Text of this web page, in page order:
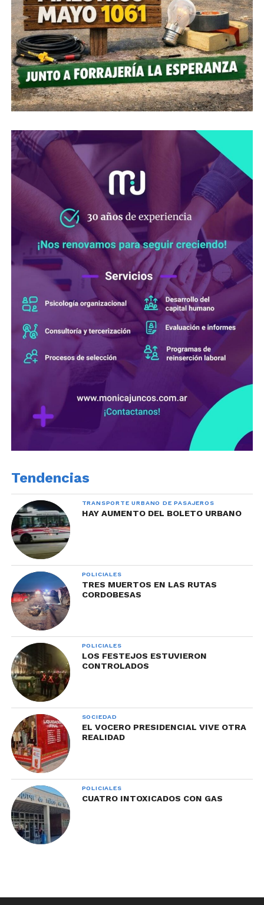
Tendencias
TRANSPORTE URBANO DE PASAJEROS
HAY AUMENTO DEL BOLETO URBANO
POLICIALES
TRES MUERTOS EN LAS RUTAS
CORDOBESAS
POLICIALES
LOS FESTEJOS ESTUVIERON
CONTROLADOS
SOCIEDAD
EL VOCERO PRESIDENCIAL VIVE OTRA
REALIDAD
POLICIALES
CUATRO INTOXICADOS CON GAS